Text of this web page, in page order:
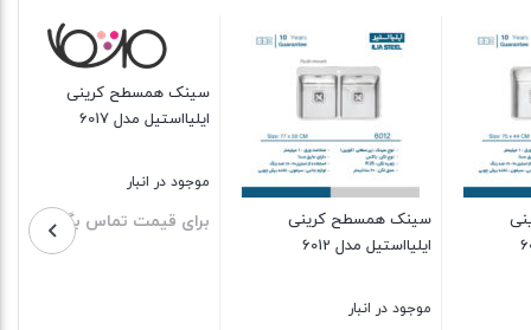
سینک همسطح کرینی
ایلیااستیل مدل 6017
برای قیمت تماس بگیرید
بستن
سینک همسطح کرینی
ایلیااستیل مدل 6005
موجود در انبار
برای قیمت تماس بگیرید